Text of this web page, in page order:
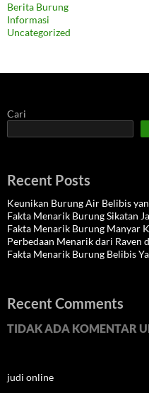
Berita Burung
Informasi
Uncategorized
Cari
Recent Posts
Keunikan Burung Air Belibis
Fakta Menarik Burung Sikatan
Fakta Menarik Burung Manyar
Perbedaan Menarik dari Raven
Fakta Menarik Burung Belibis
Recent Comments
TIDAK ADA KOMENTAR
judi online